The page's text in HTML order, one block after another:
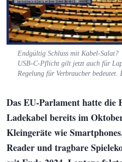
Endgültig Schluss mit Kabel-Salat?
USB-C-Pflicht gilt jetzt auch für
Regelung für Verbraucher bedeutet.
Das EU-Parlament hatte
Ladekabel bereits im
Kleingeräte wie
Reader und tragbare